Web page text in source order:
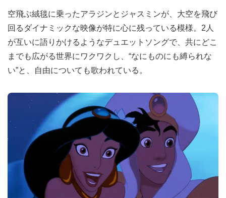
空飛ぶ絨毯に乗ったアラジンとジャスミンが、大空を飛び
回るダイナミックな映像が特に心に残っている模様。2人
が互いに語りかけるようなデュエットソングで、共にどこ
までも広がる世界にワクワクし、“なにものにも縛られな
い”と、自由についても歌われている。